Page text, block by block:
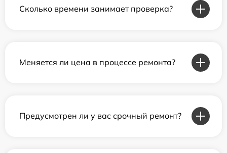
Сколько времени занимает проверка?
Меняется ли цена в процессе ремонта?
Предусмотрен ли у вас срочный ремонт?